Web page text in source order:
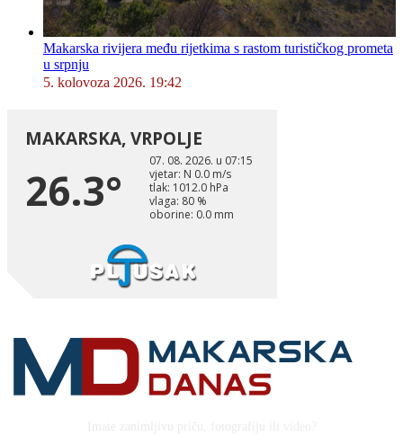
Makarska rivijera među rijetkima s rastom turističkog prometa
u srpnju
5. kolovoza 2026. 19:42